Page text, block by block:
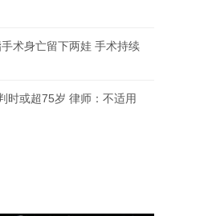
术身亡留下两娃 手术持续
时或超75岁 律师：不适用